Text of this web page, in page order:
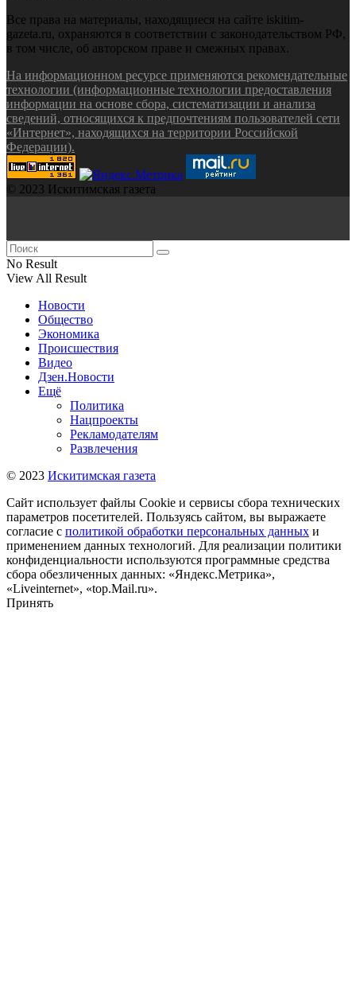
Все права на материалы, находящиеся на сайте iskitim-
gazeta.ru, охраняются в соответствии с законодательством РФ,
в том числе, об авторском праве и смежных правах.
На информационном ресурсе применяются рекомендательные
технологии (информационные технологии предоставления
информации на основе сбора, систематизации и анализа
сведений, относящихся к предпочтениям пользователей сети
«Интернет», находящихся на территории Российской
Федерации).
© 2023 Искитимская газета
No Result
View All Result
Новости
Общество
Экономика
Происшествия
Видео
Дзен.Новости
Ещё
Политика
Нацпроекты
Рекламодателям
Развлечения
© 2023 Искитимская газета
Сайт использует файлы Cookie и сервисы сбора технических
параметров посетителей. Пользуясь сайтом, вы выражаете
согласие с политикой обработки персональных данных и
применением данных технологий. Для реализации политики
конфиденциальности используются программные средства
сбора обезличенных данных: «Яндекс.Метрика»,
«Liveinternet», «top.Mail.ru».
Принять